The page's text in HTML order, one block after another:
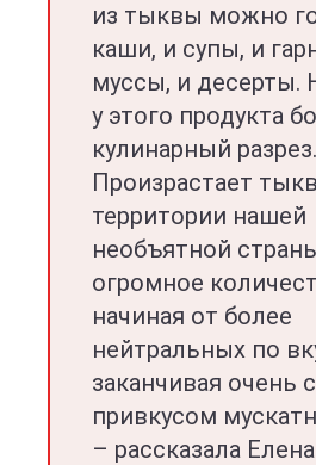
из тыквы можно
каши, и супы, и
муссы, и десерты.
у этого продукта
кулинарный разрез.
Произрастает
территории нашей
необъятной
огромное
начиная от более
нейтральных по
заканчивая очень
привкусом
– рассказала